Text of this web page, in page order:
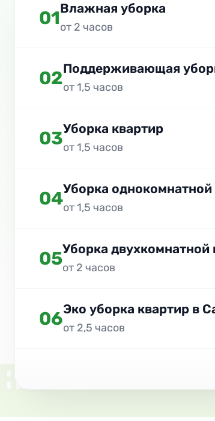
01Влажная уборка
от 2 часов
02Поддерживающая
от 1,5 часов
03Уборка квартир
от 1,5 часов
04Уборка
от 1,5 часов
05Уборка двухкомнатной
от 2 часов
06Эко уборка квартир в
от 2,5 часов